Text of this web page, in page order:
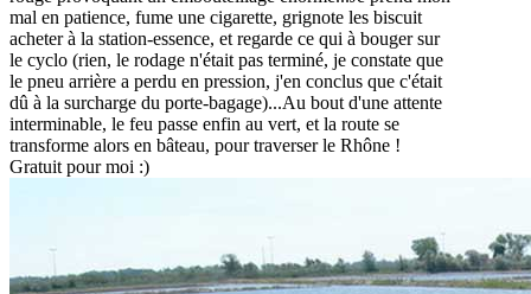
mal en patience, fume une cigarette, grignote les biscuit
acheter à la station-essence, et regarde ce qui à bouger sur
le cyclo (rien, le rodage n'était pas terminé, je constate que
le pneu arrière a perdu en pression, j'en conclus que c'était
dû à la surcharge du porte-bagage)...Au bout d'une attente
interminable, le feu passe enfin au vert, et la route se
transforme alors en bâteau, pour traverser le Rhône !
Gratuit pour moi :)